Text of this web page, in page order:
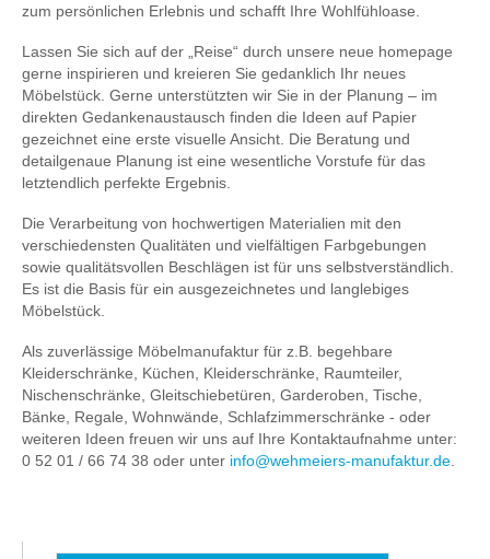
zum persönlichen Erlebnis und schafft Ihre Wohlfühloase.
Lassen Sie sich auf der „Reise“ durch unsere neue homepage
gerne inspirieren und kreieren Sie gedanklich Ihr neues
Möbelstück. Gerne unterstützten wir Sie in der Planung – im
direkten Gedankenaustausch finden die Ideen auf Papier
gezeichnet eine erste visuelle Ansicht. Die Beratung und
detailgenaue Planung ist eine wesentliche Vorstufe für das
letztendlich perfekte Ergebnis.
Die Verarbeitung von hochwertigen Materialien mit den
verschiedensten Qualitäten und vielfältigen Farbgebungen
sowie qualitätsvollen Beschlägen ist für uns selbstverständlich.
Es ist die Basis für ein ausgezeichnetes und langlebiges
Möbelstück.
Als zuverlässige Möbelmanufaktur für z.B. begehbare
Kleiderschränke, Küchen, Kleiderschränke, Raumteiler,
Nischenschränke, Gleitschiebetüren, Garderoben, Tische,
Bänke, Regale, Wohnwände, Schlafzimmerschränke - oder
weiteren Ideen freuen wir uns auf Ihre Kontaktaufnahme unter:
0 52 01 / 66 74 38 oder unter info@wehmeiers-manufaktur.de.